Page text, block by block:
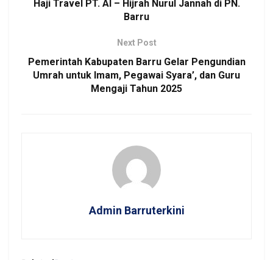
Haji Travel PT. Al – Hijrah Nurul Jannah di PN.
Barru
Next Post
Pemerintah Kabupaten Barru Gelar Pengundian
Umrah untuk Imam, Pegawai Syara’, dan Guru
Mengaji Tahun 2025
Admin Barruterkini